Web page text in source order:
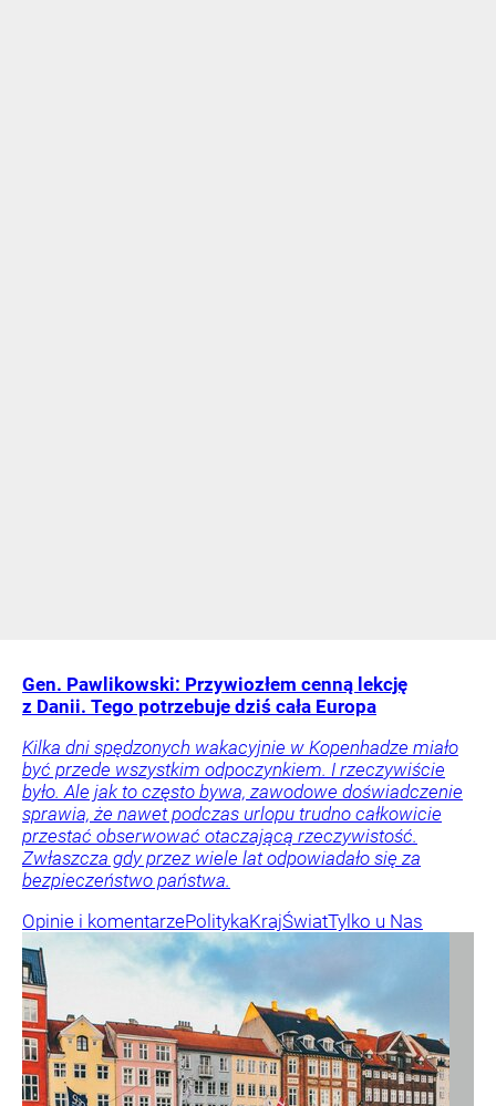
Gen. Pawlikowski: Przywiozłem cenną lekcję
z Danii. Tego potrzebuje dziś cała Europa
Kilka dni spędzonych wakacyjnie w Kopenhadze miało
być przede wszystkim odpoczynkiem. I rzeczywiście
było. Ale jak to często bywa, zawodowe doświadczenie
sprawia, że nawet podczas urlopu trudno całkowicie
przestać obserwować otaczającą rzeczywistość.
Zwłaszcza gdy przez wiele lat odpowiadało się za
bezpieczeństwo państwa.
Opinie i komentarzePolitykaKrajŚwiatTylko u Nas